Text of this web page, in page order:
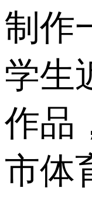
制作
学生
作品
市体